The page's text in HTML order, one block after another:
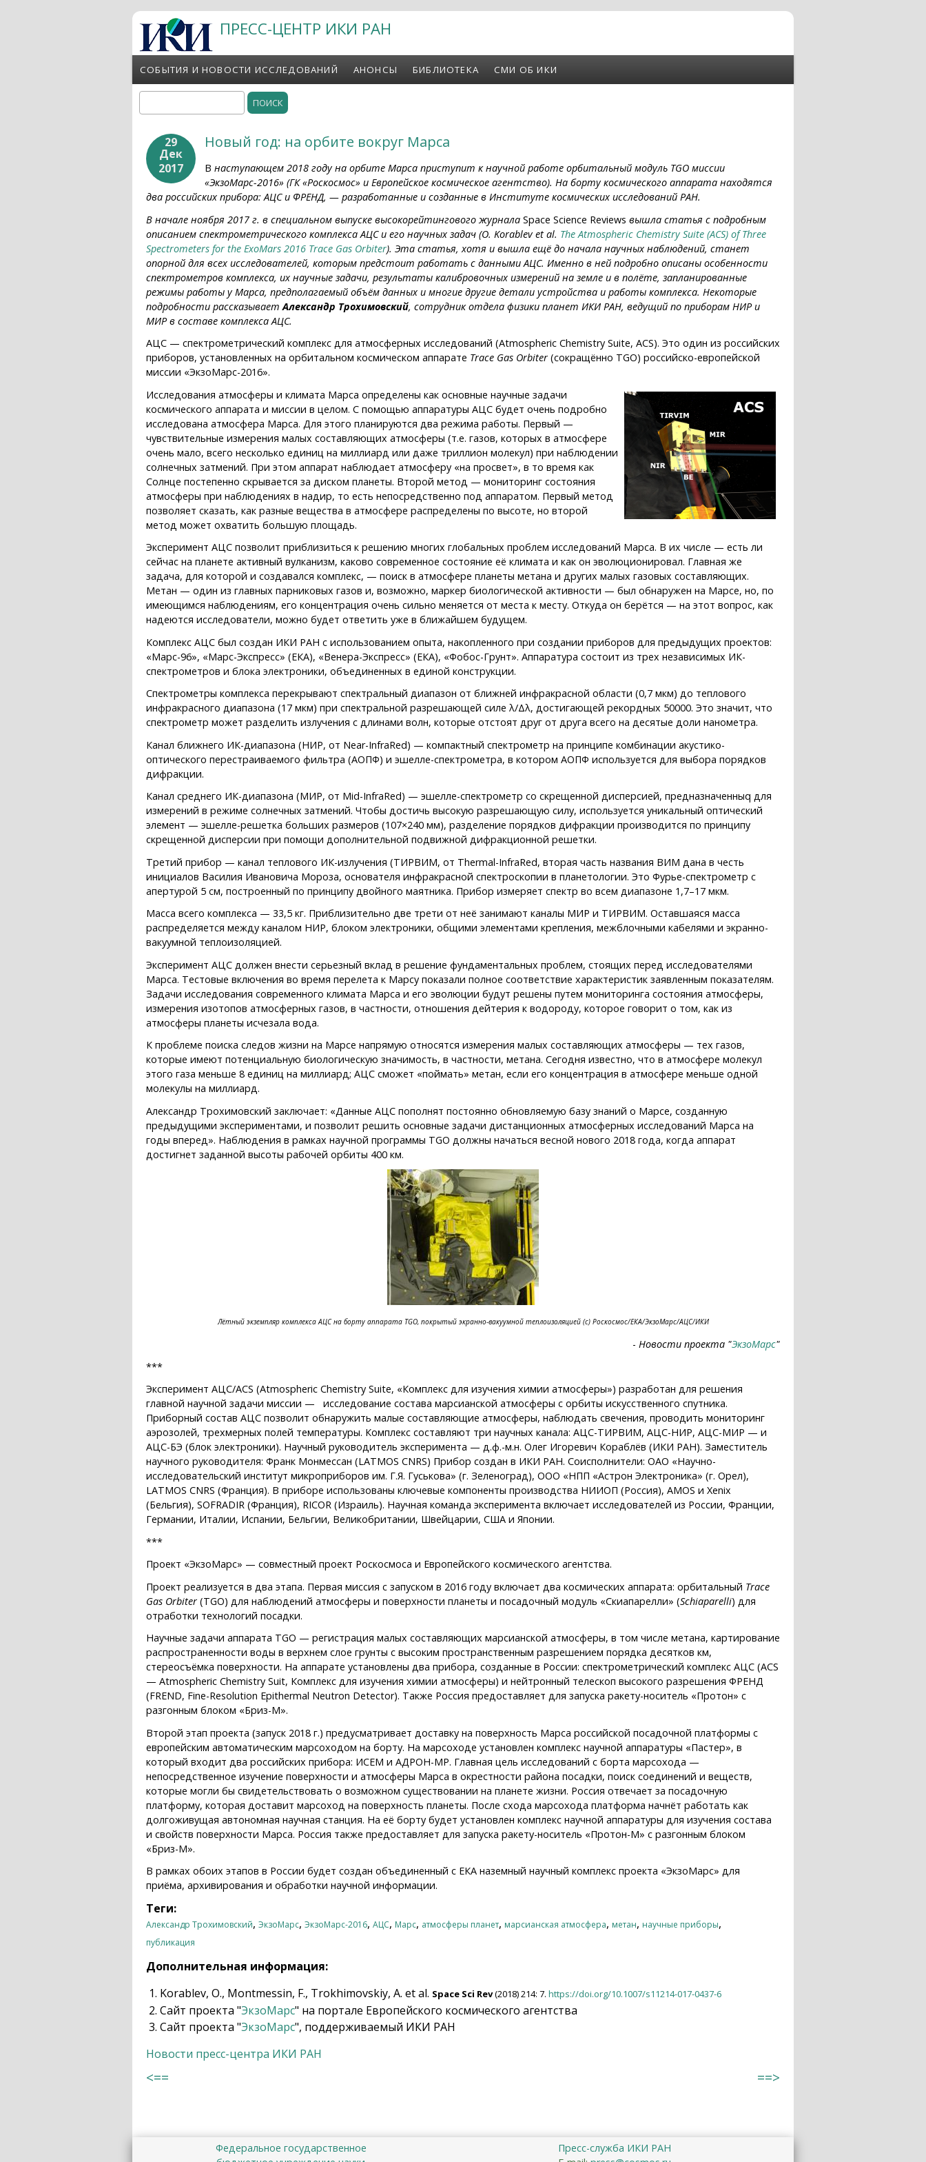
Перейти к основному содержанию ПРЕСС-ЦЕНТР ИКИ РАН
СОБЫТИЯ И НОВОСТИ ИССЛЕДОВАНИЙ АНОНСЫ БИБЛИОТЕКА СМИ ОБ ИКИ
Форма поиска
29
Дек
2017
Новый год: на орбите вокруг Марса
В наступающем 2018 году на орбите Марса приступит к научной работе орбитальный модуль TGO миссии
«ЭкзоМарс-2016» (ГК «Роскосмос» и Европейское космическое агентство). На борту космического аппарата находятся
два российских прибора: АЦС и ФРЕНД, — разработанные и созданные в Институте космических исследований РАН.
В начале ноября 2017 г. в специальном выпуске высокорейтингового журнала Space Science Reviews вышла статья с подробным
описанием спектрометрического комплекса АЦС и его научных задач (O. Korablev et al. The Atmospheric Chemistry Suite (ACS) of Three
Spectrometers for the ExoMars 2016 Trace Gas Orbiter). Эта статья, хотя и вышла ещё до начала научных наблюдений, станет
опорной для всех исследователей, которым предстоит работать с данными АЦС. Именно в ней подробно описаны особенности
спектрометров комплекса, их научные задачи, результаты калибровочных измерений на земле и в полёте, запланированные
режимы работы у Марса, предполагаемый объём данных и многие другие детали устройства и работы комплекса. Некоторые
подробности рассказываетАлександр Трохимовский, сотрудник отдела физики планет ИКИ РАН, ведущий по приборам НИР и
МИР в составе комплекса АЦС.
АЦС — спектрометрический комплекс для атмосферных исследований (Atmospheric Chemistry Suite, ACS). Это один из российских
приборов, установленных на орбитальном космическом аппарате Trace Gas Orbiter (сокращённо TGO) российско-европейской
миссии «ЭкзоМарс-2016».
Исследования атмосферы и климата Марса определены как основные научные задачи
космического аппарата и миссии в целом. С помощью аппаратуры АЦС будет очень подробно
исследована атмосфера Марса. Для этого планируются два режима работы. Первый —
чувствительные измерения малых составляющих атмосферы (т.е. газов, которых в атмосфере
очень мало, всего несколько единиц на миллиард или даже триллион молекул) при наблюдении
солнечных затмений. При этом аппарат наблюдает атмосферу «на просвет», в то время как
Солнце постепенно скрывается за диском планеты. Второй метод — мониторинг состояния
атмосферы при наблюдениях в надир, то есть непосредственно под аппаратом. Первый метод
позволяет сказать, как разные вещества в атмосфере распределены по высоте, но второй
метод может охватить большую площадь.
Эксперимент АЦС позволит приблизиться к решению многих глобальных проблем исследований Марса. В их числе — есть ли
сейчас на планете активный вулканизм, каково современное состояние её климата и как он эволюционировал. Главная же
задача, для которой и создавался комплекс, — поиск в атмосфере планеты метана и других малых газовых составляющих.
Метан — один из главных парниковых газов и, возможно, маркер биологической активности — был обнаружен на Марсе, но, по
имеющимся наблюдениям, его концентрация очень сильно меняется от места к месту. Откуда он берётся — на этот вопрос, как
надеются исследователи, можно будет ответить уже в ближайшем будущем.
Комплекс АЦС был создан ИКИ РАН с использованием опыта, накопленного при создании приборов для предыдущих проектов:
«Марс-96», «Марс-Экспресс» (ЕКА), «Венера-Экспресс» (ЕКА), «Фобос-Грунт». Аппаратура состоит из трех независимых ИК-
спектрометров и блока электроники, объединенных в единой конструкции.
Спектрометры комплекса перекрывают спектральный диапазон от ближней инфракрасной области (0,7 мкм) до теплового
инфракрасного диапазона (17 мкм) при спектральной разрешающей силе λ/Δλ, достигающей рекордных 50000. Это значит, что
спектрометр может разделить излучения с длинами волн, которые отстоят друг от друга всего на десятые доли нанометра.
Канал ближнего ИК-диапазона (НИР, от Near-InfraRed) — компактный спектрометр на принципе комбинации акустико-
оптического перестраиваемого фильтра (АОПФ) и эшелле-спектрометра, в котором АОПФ используется для выбора порядков
дифракции.
Канал среднего ИК-диапазона (МИР, от Mid-InfraRed) — эшелле-спектрометр со скрещенной дисперсией, предназначенныq для
измерений в режиме солнечных затмений. Чтобы достичь высокую разрешающую силу, используется уникальный оптический
элемент — эшелле-решетка больших размеров (107×240 мм), разделение порядков дифракции производится по принципу
скрещенной дисперсии при помощи дополнительной подвижной дифракционной решетки.
Третий прибор — канал теплового ИК-излучения (ТИРВИМ, от Thermal-InfraRed, вторая часть названия ВИМ дана в честь
инициалов Василия Ивановича Мороза, основателя инфракрасной спектроскопии в планетологии. Это Фурье-спектрометр с
апертурой 5 см, построенный по принципу двойного маятника. Прибор измеряет спектр во всем диапазоне 1,7–17 мкм.
Масса всего комплекса — 33,5 кг. Приблизительно две трети от неё занимают каналы МИР и ТИРВИМ. Оставшаяся масса
распределяется между каналом НИР, блоком электроники, общими элементами крепления, межблочными кабелями и экранно-
вакуумной теплоизоляцией.
Эксперимент АЦС должен внести серьезный вклад в решение фундаментальных проблем, стоящих перед исследователями
Марса. Тестовые включения во время перелета к Марсу показали полное соответствие характеристик заявленным показателям.
Задачи исследования современного климата Марса и его эволюции будут решены путем мониторинга состояния атмосферы,
измерения изотопов атмосферных газов, в частности, отношения дейтерия к водороду, которое говорит о том, как из
атмосферы планеты исчезала вода.
К проблеме поиска следов жизни на Марсе напрямую относятся измерения малых составляющих атмосферы — тех газов,
которые имеют потенциальную биологическую значимость, в частности, метана. Сегодня известно, что в атмосфере молекул
этого газа меньше 8 единиц на миллиард; АЦС сможет «поймать» метан, если его концентрация в атмосфере меньше одной
молекулы на миллиард.
Александр Трохимовский заключает: «Данные АЦС пополнят постоянно обновляемую базу знаний о Марсе, созданную
предыдущими экспериментами, и позволит решить основные задачи дистанционных атмосферных исследований Марса на
годы вперед». Наблюдения в рамках научной программы TGO должны начаться весной нового 2018 года, когда аппарат
достигнет заданной высоты рабочей орбиты 400 км.
Лётный экземпляр комплекса АЦС на борту аппарата TGO, покрытый экранно-вакуумной теплоизоляцией (с) Роскосмос/ЕКА/ЭкзоМарс/АЦС/ИКИ
- Новости проекта "ЭкзоМарс"
***
Эксперимент АЦC/ACS (Atmospheric Chemistry Suite, «Комплекс для изучения химии атмосферы») разработан для решения
главной научной задачи миссии — исследование состава марсианской атмосферы с орбиты искусственного спутника.
Приборный состав АЦС позволит обнаружить малые составляющие атмосферы, наблюдать свечения, проводить мониторинг
аэрозолей, трехмерных полей температуры. Комплекс составляют три научных канала: АЦС-ТИРВИМ, АЦС-НИР, АЦС-МИР — и
АЦС-БЭ (блок электроники). Научный руководитель эксперимента — д.ф.-м.н. Олег Игоревич Кораблёв (ИКИ РАН). Заместитель
научного руководителя: Франк Монмессан (LATMOS CNRS) Прибор создан в ИКИ РАН. Соисполнители: ОАО «Научно-
исследовательский институт микроприборов им. Г.Я. Гуськова» (г. Зеленоград), ООО «НПП «Астрон Электроника» (г. Орел),
LATMOS CNRS (Франция). В приборе использованы ключевые компоненты производства НИИОП (Россия), AMOS и Xenix
(Бельгия), SOFRADIR (Франция), RICOR (Израиль). Научная команда эксперимента включает исследователей из России, Франции,
Германии, Италии, Испании, Бельгии, Великобритании, Швейцарии, США и Японии.
***
Проект «ЭкзоМарс» — совместный проект Роскосмоса и Европейского космического агентства.
Проект реализуется в два этапа. Первая миссия с запуском в 2016 году включает два космических аппарата: орбитальный Trace
Gas Orbiter (TGO) для наблюдений атмосферы и поверхности планеты и посадочный модуль «Скиапарелли» (Schiaparelli) для
отработки технологий посадки.
Научные задачи аппарата TGO — регистрация малых составляющих марсианской атмосферы, в том числе метана, картирование
распространенности воды в верхнем слое грунты с высоким пространственным разрешением порядка десятков км,
стереосъёмка поверхности. На аппарате установлены два прибора, созданные в России: спектрометрический комплекс АЦС (ACS
— Atmospheric Chemistry Suit, Комплекс для изучения химии атмосферы) и нейтронный телескоп высокого разрешения ФРЕНД
(FREND, Fine-Resolution Epithermal Neutron Detector). Также Россия предоставляет для запуска ракету-носитель «Протон» с
разгонным блоком «Бриз-М».
Второй этап проекта (запуск 2018 г.) предусматривает доставку на поверхность Марса российской посадочной платформы с
европейским автоматическим марсоходом на борту. На марсоходе установлен комплекс научной аппаратуры «Пастер», в
который входит два российских прибора: ИСЕМ и АДРОН-МР. Главная цель исследований с борта марсохода —
непосредственное изучение поверхности и атмосферы Марса в окрестности района посадки, поиск соединений и веществ,
которые могли бы свидетельствовать о возможном существовании на планете жизни. Россия отвечает за посадочную
платформу, которая доставит марсоход на поверхность планеты. После схода марсохода платформа начнёт работать как
долгоживущая автономная научная станция. На её борту будет установлен комплекс научной аппаратуры для изучения состава
и свойств поверхности Марса. Россия также предоставляет для запуска ракету-носитель «Протон-М» с разгонным блоком
«Бриз-М».
В рамках обоих этапов в России будет создан объединенный с ЕКА наземный научный комплекс проекта «ЭкзоМарс» для
приёма, архивирования и обработки научной информации.
Теги:
Александр Трохимовский, ЭкзоМарс, ЭкзоМарс-2016, АЦС, Марс, атмосферы планет, марсианская атмосфера, метан, научные приборы,
публикация
Дополнительная информация:
Korablev, O., Montmessin, F., Trokhimovskiy, A. et al. Space Sci Rev(2018) 214: 7. https://doi.org/10.1007/s11214-017-0437-6
Сайт проекта "ЭкзоМарс" на портале Европейского космического агентства
Сайт проекта "ЭкзоМарс", поддерживаемый ИКИ РАН
Новости пресс-центра ИКИ РАН
<== ==>
Федеральное государственное
Пресс-служба ИКИ РАН